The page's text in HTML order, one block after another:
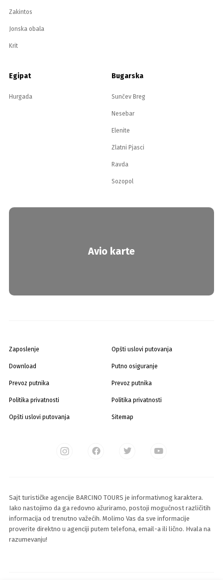
Zakintos
Jonska obala
Krit
Egipat
Hurgada
Bugarska
Sunčev Breg
Nesebar
Elenite
Zlatni Pjasci
Ravda
Sozopol
Avio karte
Zaposlenje
Download
Prevoz putnika
Politika privatnosti
Opšti uslovi putovanja
Opšti uslovi putovanja
Putno osiguranje
Prevoz putnika
Politika privatnosti
Sitemap
Sajt turističke agencije BARCINO TOURS je informativnog karaktera.
Iako nastojimo da ga redovno ažuriramo, postoji mogućnost različitih
informacija od trenutno važećih. Molimo Vas da sve informacije
proverite direktno u agenciji putem telefona, email-a ili lično. Hvala na
razumevanju!